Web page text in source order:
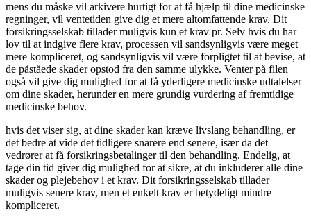
mens du måske vil arkivere hurtigt for at få hjælp til dine medicinske
regninger, vil ventetiden give dig et mere altomfattende krav. Dit
forsikringsselskab tillader muligvis kun et krav pr. Selv hvis du har
lov til at indgive flere krav, processen vil sandsynligvis være meget
mere kompliceret, og sandsynligvis vil være forpligtet til at bevise, at
de påståede skader opstod fra den samme ulykke. Venter på filen
også vil give dig mulighed for at få yderligere medicinske udtalelser
om dine skader, herunder en mere grundig vurdering af fremtidige
medicinske behov.
hvis det viser sig, at dine skader kan kræve livslang behandling, er
det bedre at vide det tidligere snarere end senere, især da det
vedrører at få forsikringsbetalinger til den behandling. Endelig, at
tage din tid giver dig mulighed for at sikre, at du inkluderer alle dine
skader og plejebehov i et krav. Dit forsikringsselskab tillader
muligvis senere krav, men et enkelt krav er betydeligt mindre
kompliceret.